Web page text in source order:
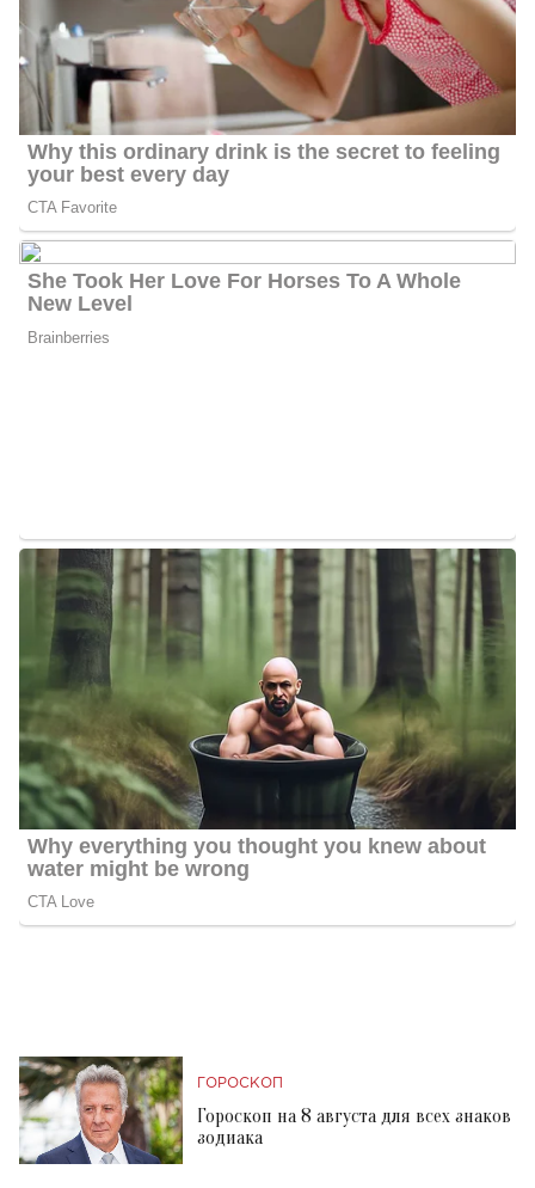
ГОРОСКОП
Гороскоп на 8 августа для всех знаков
зодиака